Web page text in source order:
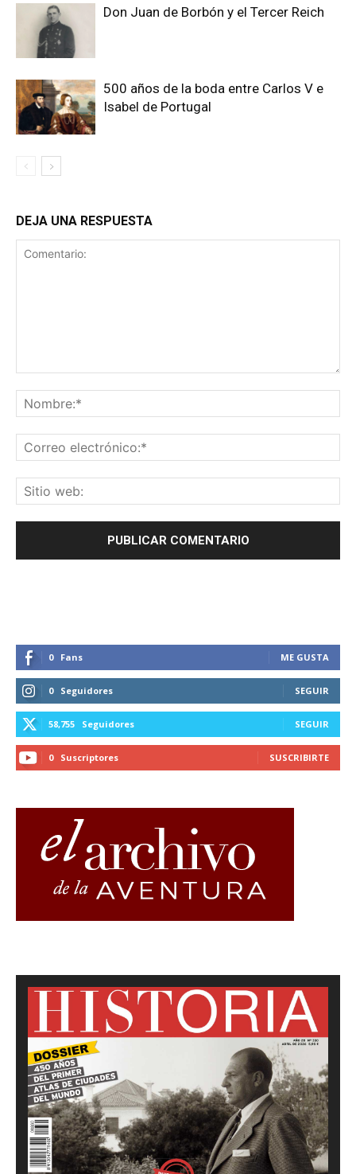
Don Juan de Borbón y el Tercer Reich
500 años de la boda entre Carlos V e
Isabel de Portugal
DEJA UNA RESPUESTA
0 Fans ME GUSTA
0 Seguidores SEGUIR
58,755 Seguidores SEGUIR
0 Suscriptores SUSCRIBIRTE